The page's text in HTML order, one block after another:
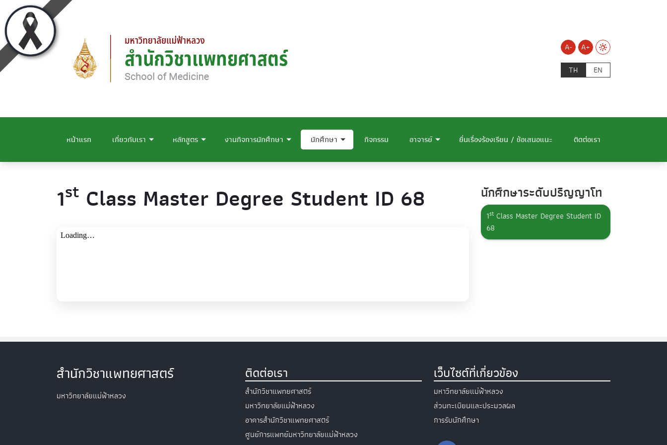
A-
A+
TH
EN
หน้าแรก เกี่ยวกับเรา หลักสูตร งานกิจการนักศึกษา นักศึกษา กิจกรรม อาจารย์ ยื่นเรื่องร้องเรียน / ข้อเสนอแนะ ติดต่อเรา
1st Class Master Degree Student ID 68 นักศึกษาระดับปริญญาโท
1st Class Master Degree Student ID
68
สำนักวิชาแพทยศาสตร์
มหาวิทยาลัยแม่ฟ้าหลวง
ติดต่อเรา
สำนักวิชาแพทยศาสตร์
มหาวิทยาลัยแม่ฟ้าหลวง
อาคารสำนักวิชาแพทยศาสตร์
ศูนย์การแพทย์มหาวิทยาลัยแม่ฟ้าหลวง
เว็บไซต์ที่เกี่ยวข้อง
มหาวิทยาลัยแม่ฟ้าหลวง
ส่วนทะเบียนและประมวลผล
การรับนักศึกษา